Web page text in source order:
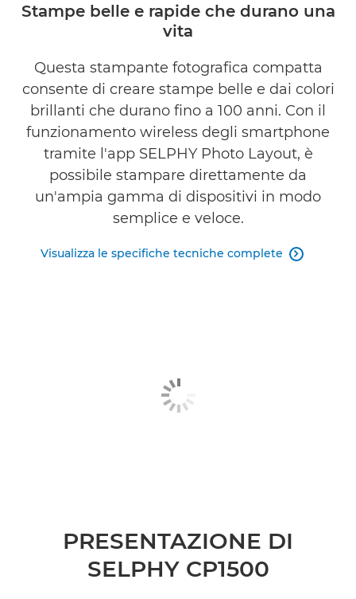
Supporto
ACQUISTA L'INCHIOSTRO
Stampe belle e rapide che durano una
vita
Questa stampante fotografica compatta
consente di creare stampe belle e dai colori
brillanti che durano fino a 100 anni. Con il
funzionamento wireless degli smartphone
tramite l'app SELPHY Photo Layout, è
possibile stampare direttamente da
un'ampia gamma di dispositivi in modo
semplice e veloce.
Visualizza le specifiche tecniche complete 
PRESENTAZIONE DI
SELPHY CP1500